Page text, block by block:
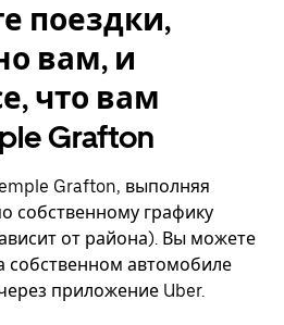
поездки,
вам, и
что вам
Grafton
Grafton, выполняя
собственному графику
от района). Вы можете
собственном автомобиле
приложение Uber.